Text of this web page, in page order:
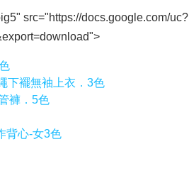
src="https://docs.google.com/uc?
下襬無袖上衣．3色
褲．5色
背心-女3色